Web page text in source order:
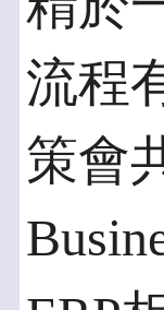
流程
策會